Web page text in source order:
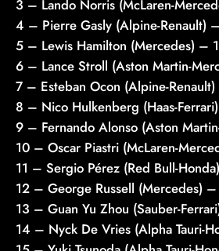
3 – Lando Norris (McLaren-
4 – Pierre Gasly (Alpine-Renault)
5 – Lewis Hamilton (Mercedes) –
6 – Lance Stroll (Aston Martin-
7 – Esteban Ocon (Alpine-
8 – Nico Hulkenberg (Haas-
9 – Fernando Alonso (Aston
10 – Oscar Piastri (McLaren-
11 – Sergio Pérez (Red Bull-
12 – George Russell (Mercedes)
13 – Guan Yu Zhou (Sauber-
14 – Nyck De Vries (Alpha Tauri-